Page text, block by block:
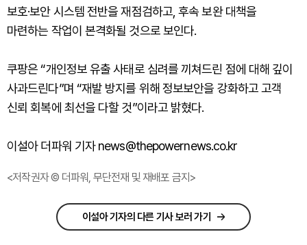
보호·보안 시스템 전반을 재점검하고, 후속 보완 대책을
마련하는 작업이 본격화될 것으로 보인다.
쿠팡은 “개인정보 유출 사태로 심려를 끼쳐드린 점에 대해 깊이
사과드린다”며 “재발 방지를 위해 정보보안을 강화하고 고객
신뢰 회복에 최선을 다할 것”이라고 밝혔다.
이설아 더파워 기자 news@thepowernews.co.kr
<저작권자 © 더파워, 무단전재 및 재배포 금지>
이설아 기자의 다른 기사 보러 가기